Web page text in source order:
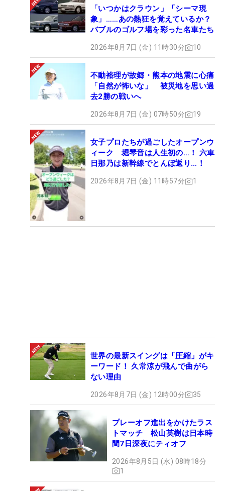
「いつかはクラウン」「シーマ現
象」……あの熱狂を覚えているか？
バブルのゴルフ場を彩った名車たち
2026年8月7日 (金) 11時30分 10
不動裕理が故郷・熊本の地震に心痛
「自然が怖いな」 被災地を思い過
去2勝の戦いへ
2026年8月7日 (金) 07時50分 19
女子プロたちが過ごしたオープンウ
ィーク 堀琴音は人生初の…！ 六車
日那乃は新幹線でとんぼ返り…！
2026年8月7日 (金) 11時57分 1
世界の最新スイングは「圧縮」がキ
ーワード！ 久常涼が飛んで曲がら
ない理由
2026年8月7日 (金) 12時00分 35
プレーオフ進出をかけたラス
トマッチ 松山英樹は日本時
間7日深夜にティオフ
2026年8月5日 (水) 08時18分
1